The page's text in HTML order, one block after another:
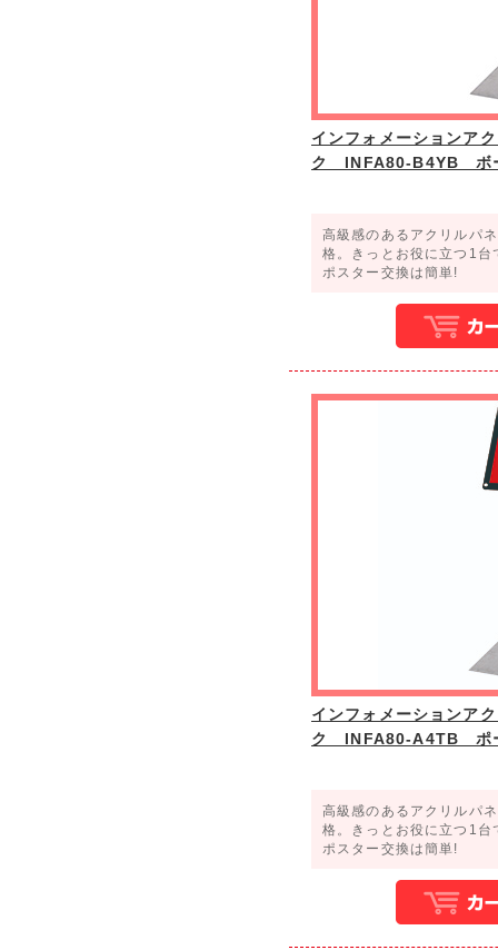
インフォメーションア
ク INFA80-B4YB ボ
高級感のあるアクリルパ
格。きっとお役に立つ1台
ポスター交換は簡単!
インフォメーションア
ク INFA80-A4TB ポ
高級感のあるアクリルパ
格。きっとお役に立つ1台
ポスター交換は簡単!